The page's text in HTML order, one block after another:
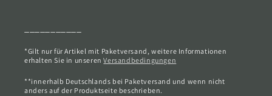
*Gilt nur für Artikel mit Paketversand, weitere Informationen
erhalten Sie in unserenVersandbedingungen
**innerhalb Deutschlands bei Paketversand und wenn nicht
anders auf der Produktseite beschrieben.